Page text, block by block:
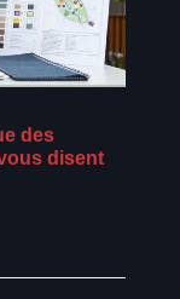
des
disent